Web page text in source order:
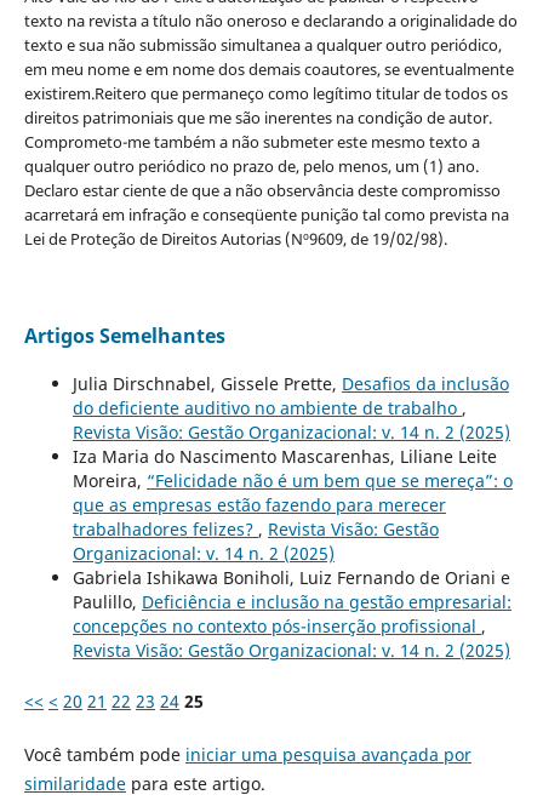
texto na revista a título não oneroso e declarando a originalidade do
texto e sua não submissão simultanea a qualquer outro periódico,
em meu nome e em nome dos demais coautores, se eventualmente
existirem.Reitero que permaneço como legítimo titular de todos os
direitos patrimoniais que me são inerentes na condição de autor.
Comprometo-me também a não submeter este mesmo texto a
qualquer outro periódico no prazo de, pelo menos, um (1) ano.
Declaro estar ciente de que a não observância deste compromisso
acarretará em infração e conseqüente punição tal como prevista na
Lei de Proteção de Direitos Autorias (Nº9609, de 19/02/98).
Artigos Semelhantes
Julia Dirschnabel, Gissele Prette, Desafios da inclusão
do deficiente auditivo no ambiente de trabalho ,
Revista Visão: Gestão Organizacional: v. 14 n. 2 (2025)
Iza Maria do Nascimento Mascarenhas, Liliane Leite
Moreira, “Felicidade não é um bem que se mereça”: o
que as empresas estão fazendo para merecer
trabalhadores felizes? , Revista Visão: Gestão
Organizacional: v. 14 n. 2 (2025)
Gabriela Ishikawa Boniholi, Luiz Fernando de Oriani e
Paulillo, Deficiência e inclusão na gestão empresarial:
concepções no contexto pós-inserção profissional ,
Revista Visão: Gestão Organizacional: v. 14 n. 2 (2025)
<< < 20 21 22 23 24 25
Você também pode iniciar uma pesquisa avançada por
similaridadepara este artigo.